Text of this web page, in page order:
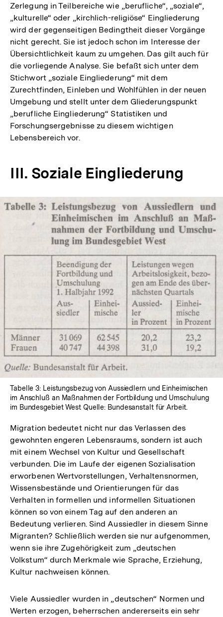
Zerlegung in Teilbereiche wie „berufliche“, „soziale“,
„kulturelle“ oder „kirchlich-religiöse“ Eingliederung
wird der gegenseitigen Bedingtheit dieser Vorgänge
nicht gerecht. Sie ist jedoch schon im Interesse der
Übersichtlichkeit kaum zu umgehen. Das gilt auch für
die vorliegende Analyse. Sie befaßt sich unter dem
Stichwort „soziale Eingliederung“ mit dem
Zurechtfinden, Einleben und Wohlfühlen in der neuen
Umgebung und stellt unter dem Gliederungspunkt
„berufliche Eingliederung“ Statistiken und
Forschungsergebnisse zu diesem wichtigen
Lebensbereich vor.
III. Soziale Eingliederung
In
Lightbox
öffnen
Tabelle 3: Leistungsbezug von Aussiedlern und Einheimischen
im Anschluß an Maßnahmen der Fortbildung und Umschulung
im Bundesgebiet West Quelle: Bundesanstalt für Arbeit.
Migration bedeutet nicht nur das Verlassen des
gewohnten engeren Lebensraums, sondern ist auch
mit einem Wechsel von Kultur und Gesellschaft
verbunden. Die im Laufe der eigenen Sozialisation
erworbenen Wertvorstellungen, Verhaltensnormen,
Wissensbestände und Orientierungen für das
Verhalten in formellen und informellen Situationen
können so von einem Tag auf den anderen an
Bedeutung verlieren. Sind Aussiedler in diesem Sinne
Migranten? Schließlich werden sie nur aufgenommen,
wenn sie ihre Zugehörigkeit zum „deutschen
Volkstum“ durch Merkmale wie Sprache, Erziehung,
Kultur nachweisen können.
Viele Aussiedler wurden in „deutschen“ Normen und
Werten erzogen, beherrschen andererseits ein sehr